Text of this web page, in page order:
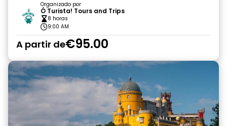
Organizado por
Ó Turista! Tours and Trips
8 horas
9:00 AM
A partir de€95.00